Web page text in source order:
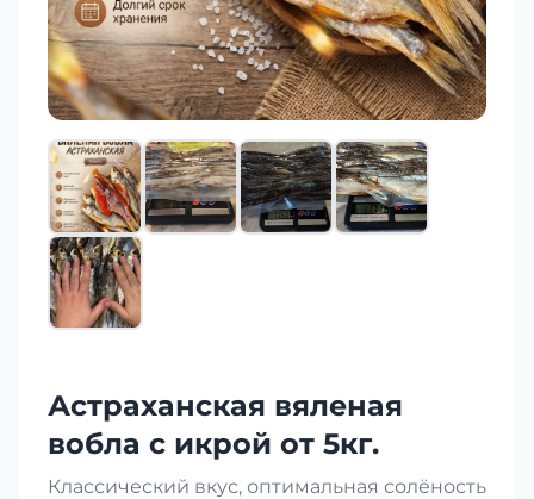
Астраханская вяленая
вобла с икрой от 5кг.
Классический вкус, оптимальная солёность